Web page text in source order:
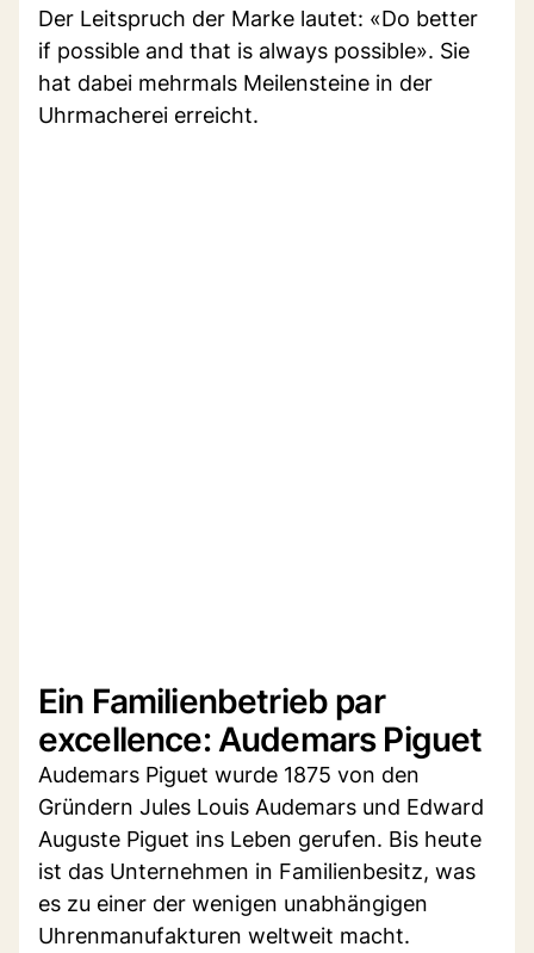
Der Leitspruch der Marke lautet: «Do better
if possible and that is always possible». Sie
hat dabei mehrmals Meilensteine in der
Uhrmacherei erreicht.
Ein Familienbetrieb par
excellence: Audemars Piguet
Audemars Piguet wurde 1875 von den
Gründern Jules Louis Audemars und Edward
Auguste Piguet ins Leben gerufen. Bis heute
ist das Unternehmen in Familienbesitz, was
es zu einer der wenigen unabhängigen
Uhrenmanufakturen weltweit macht.